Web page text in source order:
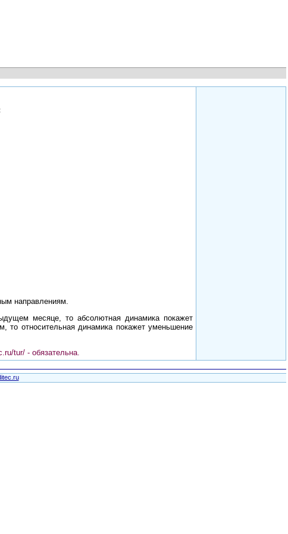
направлениям.
месяце, то абсолютная динамика покажет
то относительная динамика покажет уменьшение
tur/ - обязательна.